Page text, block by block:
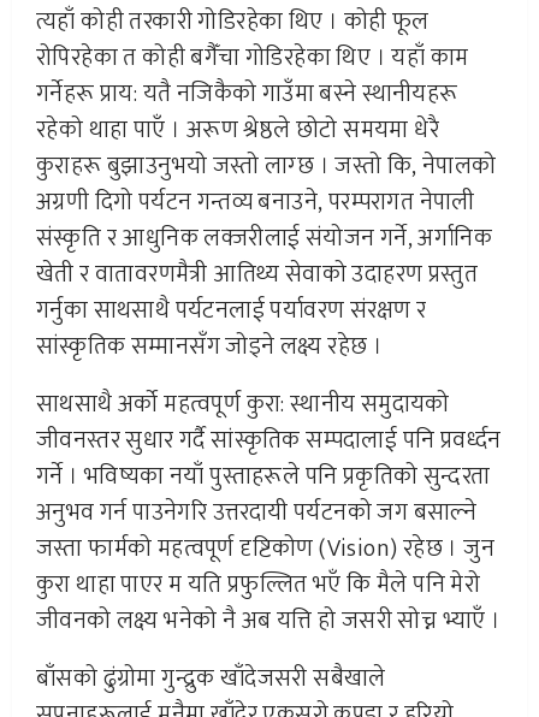
त्यहाँ कोही तरकारी गोडिरहेका थिए । कोही फूल
रोपिरहेका त कोही बगैँचा गोडिरहेका थिए । यहाँ काम
गर्नेहरू प्राय: यतै नजिकैको गाउँमा बस्ने स्थानीयहरू
रहेको थाहा पाएँ । अरूण श्रेष्ठले छोटो समयमा धेरै
कुराहरू बुझाउनुभयो जस्तो लाग्छ । जस्तो कि, नेपालको
अग्रणी दिगो पर्यटन गन्तव्य बनाउने, परम्परागत नेपाली
संस्कृति र आधुनिक लक्जरीलाई संयोजन गर्ने, अर्गानिक
खेती र वातावरणमैत्री आतिथ्य सेवाको उदाहरण प्रस्तुत
गर्नुका साथसाथै पर्यटनलाई पर्यावरण संरक्षण र
सांस्कृतिक सम्मानसँग जोड्ने लक्ष्य रहेछ ।
साथसाथै अर्को महत्वपूर्ण कुरा: स्थानीय समुदायको
जीवनस्तर सुधार गर्दै सांस्कृतिक सम्पदालाई पनि प्रवर्ध्दन
गर्ने । भविष्यका नयाँ पुस्ताहरूले पनि प्रकृतिको सुन्दरता
अनुभव गर्न पाउनेगरि उत्तरदायी पर्यटनको जग बसाल्ने
जस्ता फार्मको महत्वपूर्ण दृष्टिकोण (Vision) रहेछ । जुन
कुरा थाहा पाएर म यति प्रफुल्लित भएँ कि मैले पनि मेरो
जीवनको लक्ष्य भनेको नै अब यत्ति हो जसरी सोच्न भ्याएँ ।
बाँसको ढुंग्रोमा गुन्द्रुक खाँदेजसरी सबैखाले